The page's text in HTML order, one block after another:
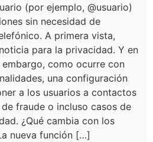
(por ejemplo, @usuario)
sin necesidad de
A primera vista,
para la privacidad. Y en
como ocurre con
una configuración
a los usuarios a contactos
fraude o incluso casos de
¿Qué cambia con los
nueva función […]